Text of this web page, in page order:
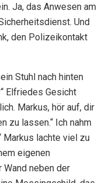
Ja, das Anwesen am
Und
den Polizeikontakt
Stuhl nach hinten
Elfriedes Gesicht
Markus, hör auf, dir
zu lassen.“ Ich nahm
Markus lachte viel zu
eigenen
Wand neben der